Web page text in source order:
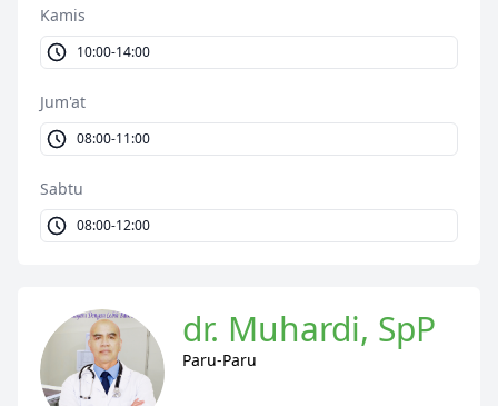
Kamis
10:00-14:00
Jum'at
08:00-11:00
Sabtu
08:00-12:00
dr. Muhardi, SpP
Paru-Paru